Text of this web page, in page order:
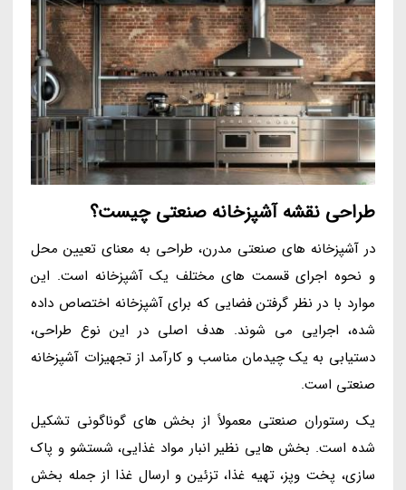
طراحی نقشه آشپزخانه صنعتی چیست؟
در آشپزخانه های صنعتی مدرن، طراحی به معنای تعیین محل
و نحوه اجرای قسمت های مختلف یک آشپزخانه است. این
موارد با در نظر گرفتن فضایی که برای آشپزخانه اختصاص داده
شده، اجرایی می شوند. هدف اصلی در این نوع طراحی،
دستیابی به یک چیدمان مناسب و کارآمد از تجهیزات آشپزخانه
صنعتی است.
یک رستوران صنعتی معمولاً از بخش های گوناگونی تشکیل
شده است. بخش هایی نظیر انبار مواد غذایی، شستشو و پاک
سازی، پخت وپز، تهیه غذا، تزئین و ارسال غذا از جمله بخش